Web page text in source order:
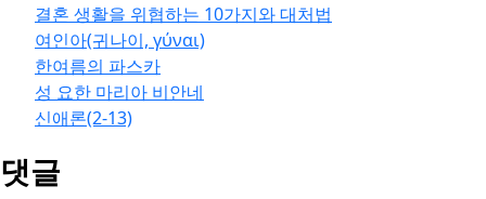
결혼 생활을 위협하는 10가지와 대처법
여인아(귀나이, γύναι)
한여름의 파스카
성 요한 마리아 비안네
신애론(2-13)
댓글